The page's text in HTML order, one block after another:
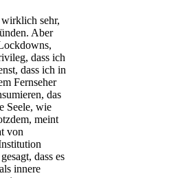
sehr,
Aber
dass ich
dass ich in
Fernseher
das
Seele, wie
meint
von
dass es
innere